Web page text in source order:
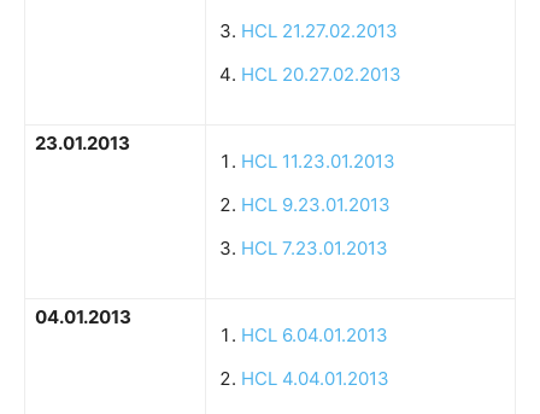
HCL 21.27.02.2013
HCL 20.27.02.2013
23.01.2013
HCL 11.23.01.2013
HCL 9.23.01.2013
HCL 7.23.01.2013
04.01.2013
HCL 6.04.01.2013
HCL 4.04.01.2013